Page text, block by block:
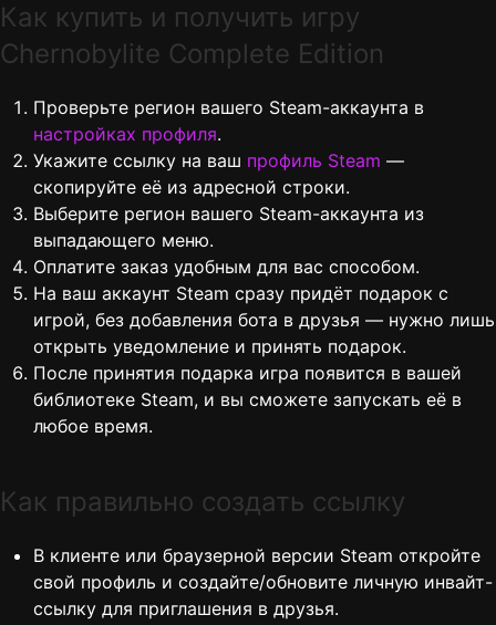
Как купить и получить игру
Chernobylite Complete Edition
Проверьте регион вашего Steam-аккаунта в
настройках профиля.
Укажите ссылку на ваш профиль Steam —
скопируйте её из адресной строки.
Выберите регион вашего Steam-аккаунта из
выпадающего меню.
Оплатите заказ удобным для вас способом.
На ваш аккаунт Steam сразу придёт подарок с
игрой, без добавления бота в друзья — нужно лишь
открыть уведомление и принять подарок.
После принятия подарка игра появится в вашей
библиотеке Steam, и вы сможете запускать её в
любое время.
Как правильно создать ссылку
В клиенте или браузерной версии Steam откройте
свой профиль и создайте/обновите личную инвайт-
ссылку для приглашения в друзья.